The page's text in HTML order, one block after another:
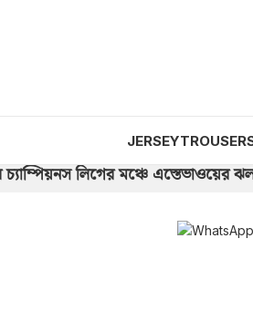
JERSEY
চ্যাম্পিয়নস লিগের মঞ্চে এস্তেভাওয়ের